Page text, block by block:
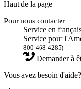
Haut de la page
Pour nous contacter
Service en
Service pour
800-468-4285)
Demander à
Vous avez besoin d'aide?